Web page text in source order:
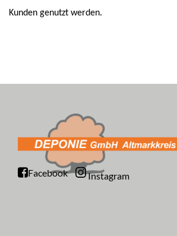
Kunden genutzt werden.
Facebook Instagram